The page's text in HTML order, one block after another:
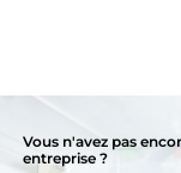
Vous n'avez pas
entreprise ?